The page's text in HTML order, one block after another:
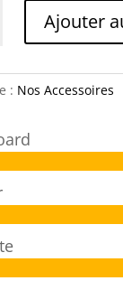
Ajouter
: Nos Accessoires